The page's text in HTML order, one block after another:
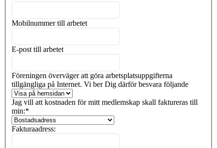
Mobilnummer till arbetet
E-post till arbetet
Föreningen överväger att göra arbetsplatsuppgifterna
tillgängliga på Internet. Vi ber Dig därför besvara följande
Jag vill att kostnaden för mitt medlemskap skall faktureras till
min:*
Fakturaadress: